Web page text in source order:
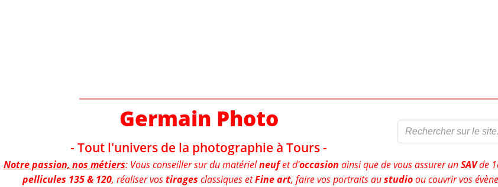
Germain Photo
- Tout l'univers de la photographie à Tours -
Notre passion, nos métiers: Vous conseiller sur du matérielneuf et d'occasion ainsi que de vous assurer unSAVde
pellicules 135 & 120, réaliser vostirages classiques etFine art, faire vos portraits austudioou couvrir vos